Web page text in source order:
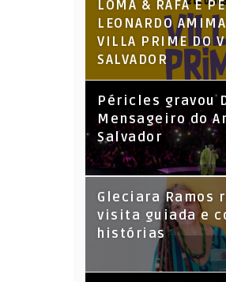
LOMA & RAFA E
LEONARDO
VILLA PRIME DO
SALVADOR
Péricles gravou
Mensageiro do
Salvador
KL Jay (Racionais
Raíz e DJ
BIGSHAKE 14
Gleciara Ramos
visita guiada e
histórias